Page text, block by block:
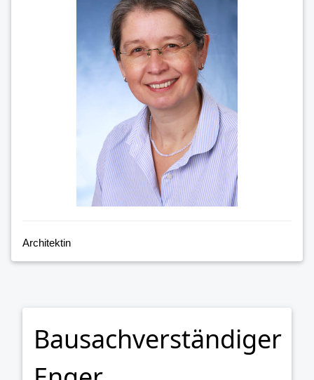
Architektin
Bausachverständiger